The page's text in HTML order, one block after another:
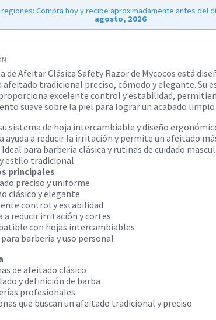
Compra hoy y recibe aproximadamente antes del
agosto, 2026
de Afeitar Clásica Safety Razor de Mycocos está
afeitado tradicional preciso, cómodo y elegante. Su
excelente control y estabilidad,
suave sobre la piel para lograr un acabado
sistema de hoja intercambiable y diseño
ayuda a reducir la irritación y permite un afeitado
para barbería clásica y rutinas de cuidado
estilo tradicional.​
principales
preciso y uniforme
clásico y elegante
control y estabilidad
a reducir irritación y cortes
con hojas intercambiables
barbería y uso personal
de afeitado clásico
y definición de barba
profesionales
que buscan un afeitado tradicional y preciso